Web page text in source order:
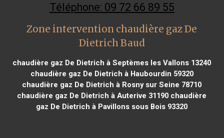
Téléphone: 09 72 66 89 55
Zone intervention chaudière gaz De
Dietrich Baud
chaudière gaz De Dietrich à Septèmes les Vallons 13240
chaudière gaz De Dietrich à Haubourdin 59320
chaudière gaz De Dietrich à Rosny sur Seine 78710
chaudière gaz De Dietrich à Auterive 31190 chaudière
gaz De Dietrich à Pavillons sous Bois 93320